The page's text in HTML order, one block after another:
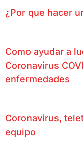
¿Por que hacer
Como ayudar a
Coronavirus
enfermedades
Coronavirus,
equipo